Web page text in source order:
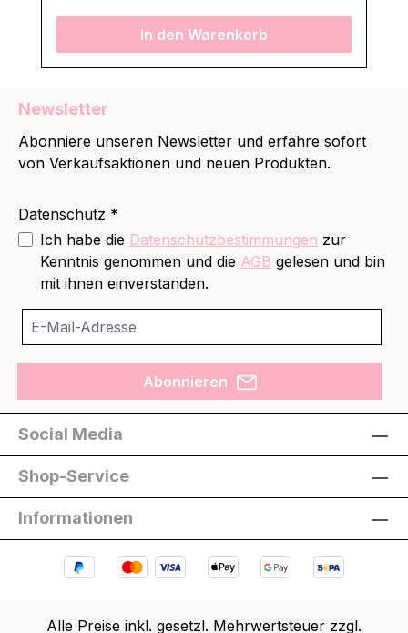
In den Warenkorb
Newsletter
Abonniere unseren Newsletter und erfahre sofort
von Verkaufsaktionen und neuen Produkten.
Datenschutz *
Ich habe die Datenschutzbestimmungen zur
Kenntnis genommen und die AGB gelesen und bin
mit ihnen einverstanden.
Abonnieren
Social Media
Shop-Service
Informationen
Alle Preise inkl. gesetzl. Mehrwertsteuer zzgl.